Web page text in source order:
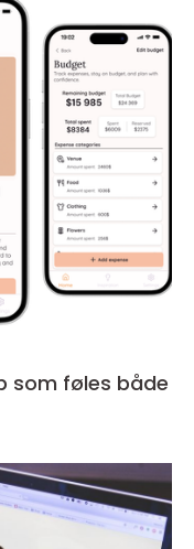
som føles både